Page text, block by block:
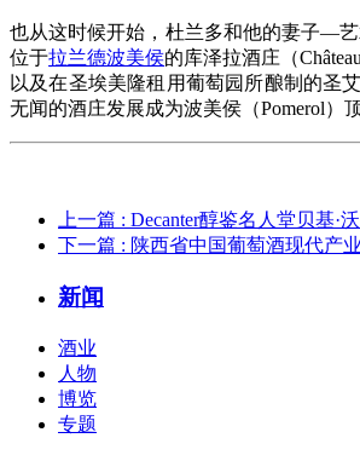
也从这时候开始，杜兰多和他的妻子—艺
位于拉兰德波美侯的库泽拉酒庄（
以及在圣埃美隆租用葡萄园所酿制的圣
无闻的酒庄发展成为波美侯（Pomerol）
上一篇 : Decanter醇鉴名人堂贝基·
下一篇 : 陕西省中国葡萄酒现代产
新闻
酒业
人物
博览
专题